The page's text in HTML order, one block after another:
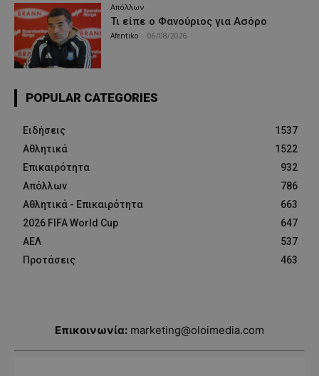
Απόλλων
Τι είπε ο Φανούριος για Ασόρο
Afentiko 06/08/2026
POPULAR CATEGORIES
Ειδήσεις
1537
Αθλητικά
1522
Επικαιρότητα
932
Απόλλων
786
Αθλητικά - Επικαιρότητα
663
2026 FIFA World Cup
647
ΑΕΛ
537
Προτάσεις
463
Επικοινωνία: marketing@oloimedia.com